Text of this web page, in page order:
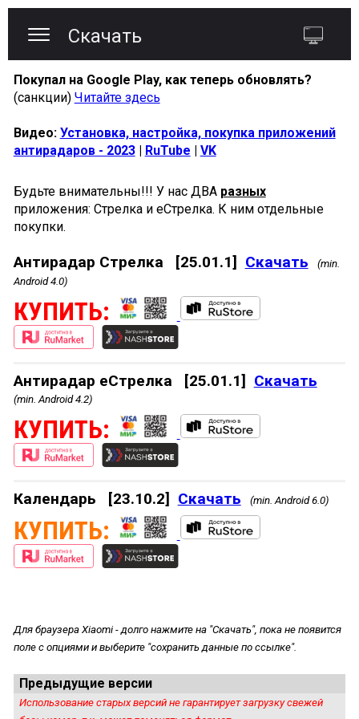
Скачать
Покупал на Google Play, как теперь обновлять?
(санкции) Читайте здесь
Видео: Установка, настройка, покупка приложений
антирадаров - 2023| RuTube | VK
Будьте внимательны!!! У нас ДВА разных
приложения: Стрелка и еСтрелка. К ним отдельные
покупки.
Антирадар Стрелка [25.01.1] Скачать
(min.
Android 4.0)
КУПИТЬ:
Антирадар еСтрелка [25.01.1] Скачать
(min. Android 4.2)
КУПИТЬ:
Календарь [23.10.2] Скачать (min. Android 6.0)
КУПИТЬ:
Для браузера Xiaomi - долго нажмите на "Скачать", пока не появится
поле с опциями и выберите "сохранить данные по ссылке".
Предыдущие версии
Использование старых версий не гарантирует загрузку свежей